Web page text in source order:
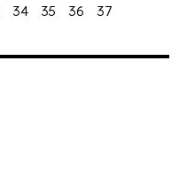
34 35 36 37